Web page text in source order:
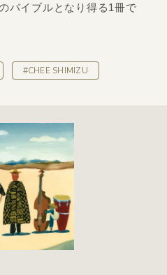
バイブルとなり得る1冊で
#CHEE SHIMIZU